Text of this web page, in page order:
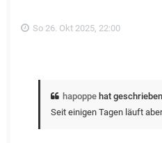
So 26. Okt 2025, 22:00
hapoppe hat
Seit einigen Tagen läuft